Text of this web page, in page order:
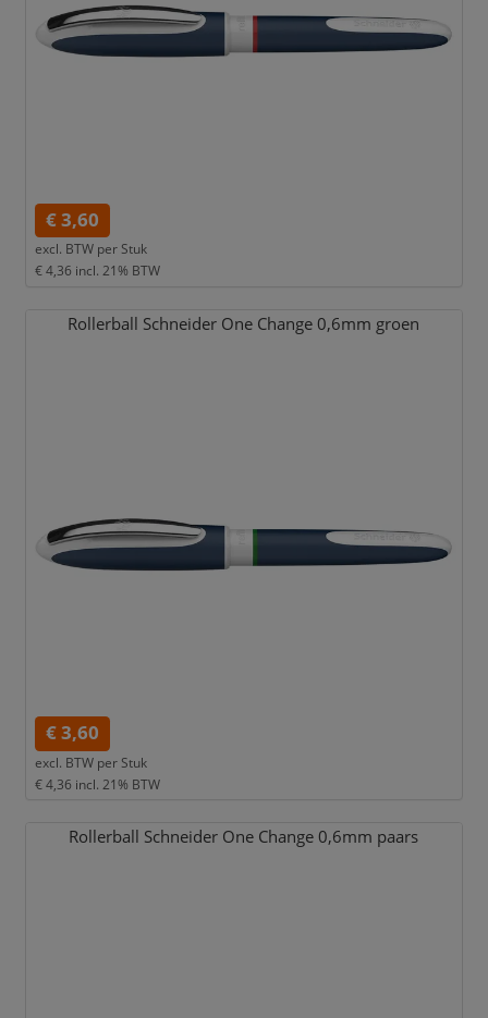
€ 3,60
excl. BTW per Stuk
€ 4,36 incl. 21% BTW
Rollerball Schneider One Change 0,6mm groen
€ 3,60
excl. BTW per Stuk
€ 4,36 incl. 21% BTW
Rollerball Schneider One Change 0,6mm paars